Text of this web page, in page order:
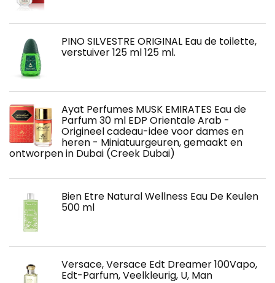
PINO SILVESTRE ORIGINAL Eau de toilette,
verstuiver 125 ml 125 ml.
Ayat Perfumes MUSK EMIRATES Eau de
Parfum 30 ml EDP Orientale Arab -
Origineel cadeau-idee voor dames en
heren - Miniatuurgeuren, gemaakt en
ontworpen in Dubai (Creek Dubai)
Bien Etre Natural Wellness Eau De Keulen
500 ml
Versace, Versace Edt Dreamer 100Vapo,
Edt-Parfum, Veelkleurig, U, Man